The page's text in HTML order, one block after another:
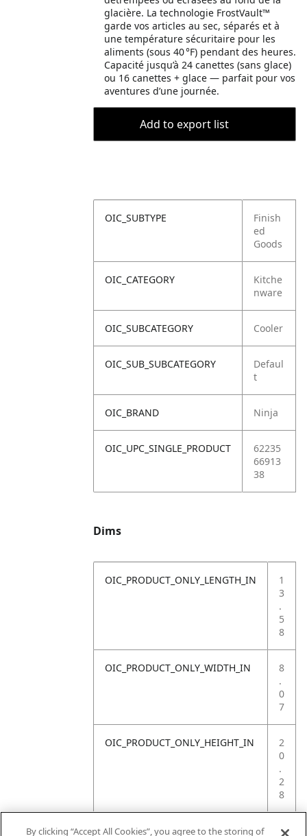
glacière. La technologie FrostVault™
garde vos articles au sec, séparés et à
une température sécuritaire pour les
aliments (sous 40 °F) pendant des heures.
Capacité jusqu’à 24 canettes (sans glace)
ou 16 canettes + glace — parfait pour vos
aventures d’une journée.
Add to export list
OIC_SUBTYPE
Finish
ed
Goods
OIC_CATEGORY
Kitche
nware
OIC_SUBCATEGORY Cooler
OIC_SUB_SUBCATEGORY
Defaul
t
OIC_BRAND Ninja
OIC_UPC_SINGLE_PRODUCT
62235
66913
38
Dims
OIC_PRODUCT_ONLY_LENGTH_IN
1
3
.
5
8
OIC_PRODUCT_ONLY_WIDTH_IN
8
.
0
7
OIC_PRODUCT_ONLY_HEIGHT_IN
2
0
.
2
8
OIC_PRODUCT_ONLY_WEIGHT_LB 5
By clicking “Accept All Cookies”, you agree to the storing of